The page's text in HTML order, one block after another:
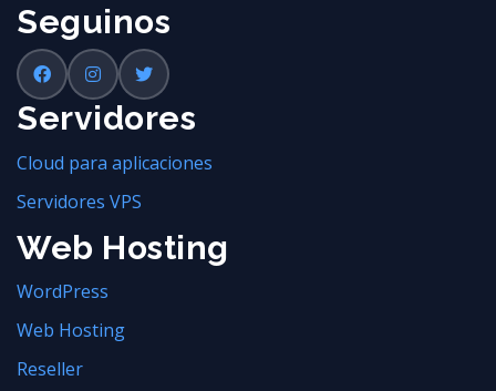
Seguinos
Servidores
Cloud para aplicaciones
Servidores VPS
Web Hosting
WordPress
Web Hosting
Reseller